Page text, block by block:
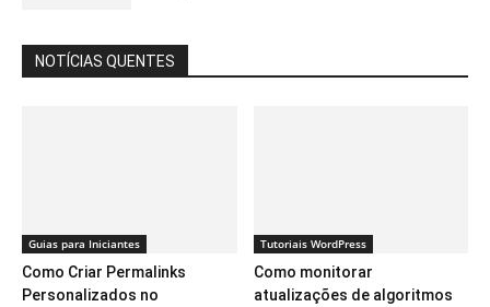
NOTÍCIAS QUENTES
Guias para Iniciantes
Como Criar Permalinks
Personalizados no
Tutoriais WordPress
Como monitorar
atualizações de algoritmos